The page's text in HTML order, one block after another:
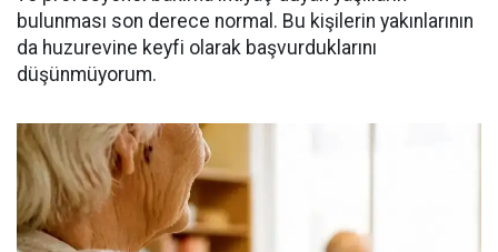
bulunması son derece normal. Bu kişilerin yakınlarının
da huzurevine keyfi olarak başvurduklarını
düşünmüyorum.